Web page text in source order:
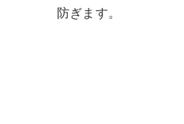
防ぎます。